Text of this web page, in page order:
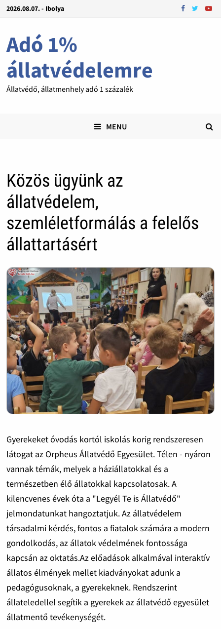
2026.08.07. - Ibolya
Adó 1%
állatvédelemre
Állatvédő, állatmenhely adó 1 százalék
MENU
Közös ügyünk az
állatvédelem,
szemléletformálás a felelős
állattartásért
Gyerekeket óvodás kortól iskolás korig rendszeresen
látogat az Orpheus Állatvédő Egyesület. Télen - nyáron
vannak témák, melyek a háziállatokkal és a
természetben élő állatokkal kapcsolatosak. A
kilencvenes évek óta a "Legyél Te is Állatvédő"
jelmondatunkat hangoztatjuk. Az állatvédelem
társadalmi kérdés, fontos a fiatalok számára a modern
gondolkodás, az állatok védelmének fontossága
kapcsán az oktatás.Az előadások alkalmával interaktív
állatos élmények mellet kiadványokat adunk a
pedagógusoknak, a gyerekeknek. Rendszerint
állateledellel segítik a gyerekek az állatvédő egyesület
állatmentő tevékenységét.